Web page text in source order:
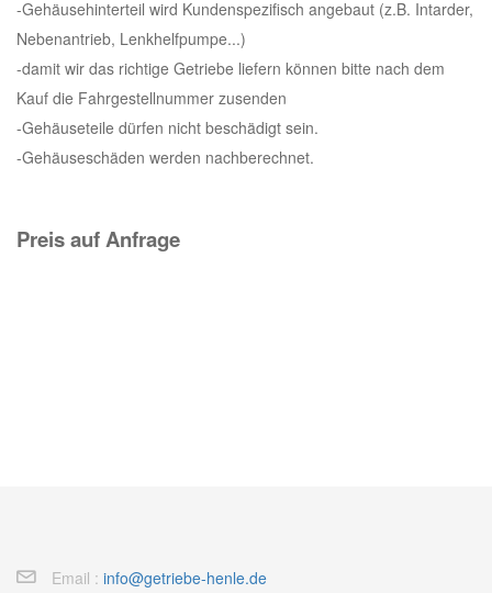
-Gehäusehinterteil wird Kundenspezifisch angebaut (z.B. Intarder,
Nebenantrieb, Lenkhelfpumpe...)
-damit wir das richtige Getriebe liefern können bitte nach dem
Kauf die Fahrgestellnummer zusenden
-Gehäuseteile dürfen nicht beschädigt sein.
-Gehäuseschäden werden nachberechnet.
Preis auf Anfrage
Email : info@getriebe-henle.de